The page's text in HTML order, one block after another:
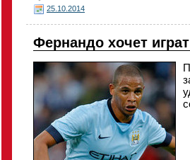
25.10.2014
Фернандо хочет